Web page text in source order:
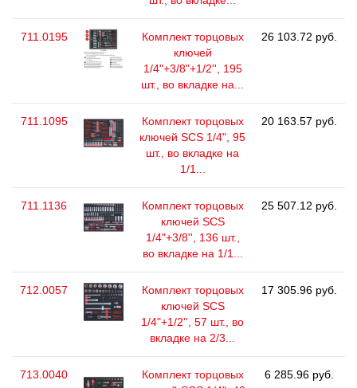
711.0195
Комплект торцовых
ключей
1/4"+3/8"+1/2'', 195
шт., во вкладке на...
26 103.72 руб.
711.1095
Комплект торцовых
ключей SCS 1/4", 95
шт., во вкладке на
1/1...
20 163.57 руб.
711.1136
Комплект торцовых
ключей SCS
1/4"+3/8'', 136 шт.,
во вкладке на 1/1...
25 507.12 руб.
712.0057
Комплект торцовых
ключей SCS
1/4"+1/2'', 57 шт., во
вкладке на 2/3...
17 305.96 руб.
713.0040
Комплект торцовых
6 285.96 руб.